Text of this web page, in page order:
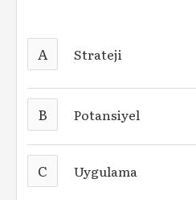
A Strateji
B Potansiyel
C Uygulama